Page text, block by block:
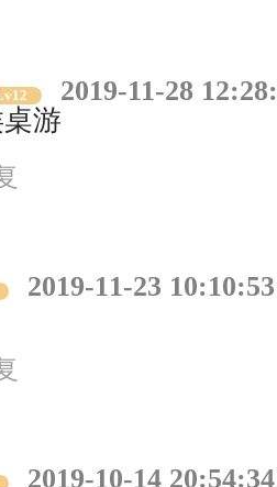
2019-11-28
游
2019-11-23 10:10:53
2019-10-14 20:54:34